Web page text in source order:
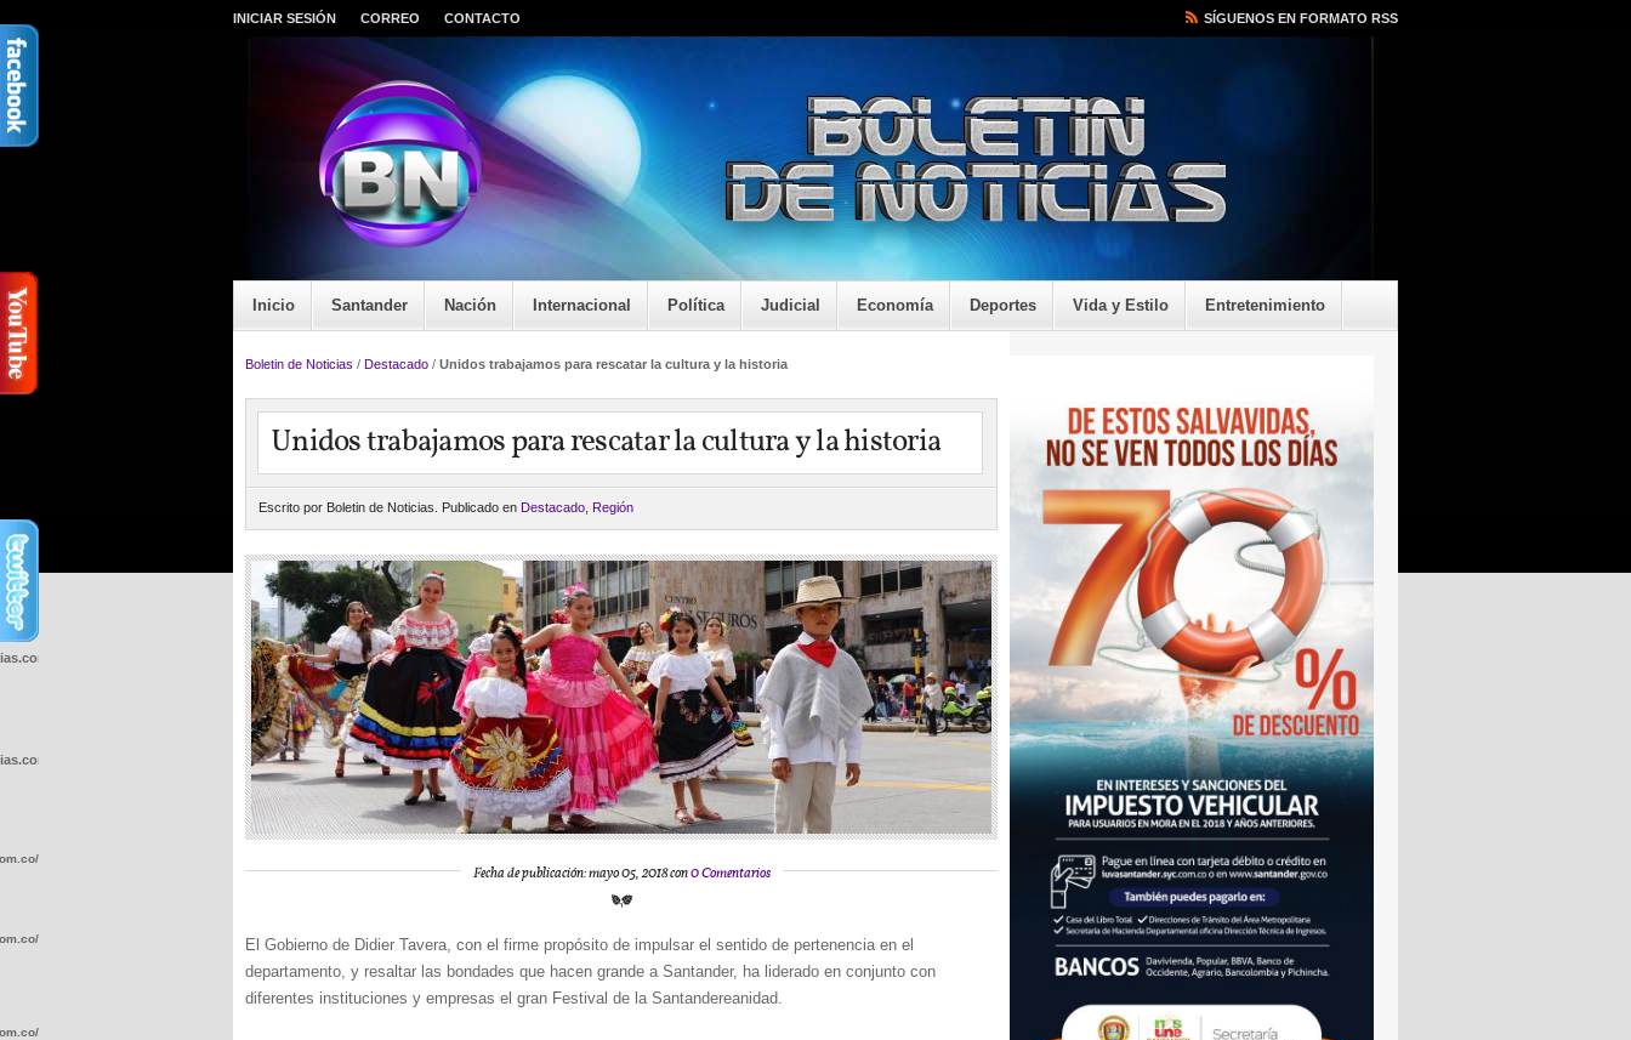
INICIAR SESIÓN CORREO CONTACTO SÍGUENOS EN FORMATO RSS
Inicio Santander Nación Internacional Política Judicial Economía Deportes Vida y Estilo Entretenimiento
Boletin de Noticias / Destacado / Unidos trabajamos para rescatar la cultura y la historia
Unidos trabajamos para rescatar la cultura y la historia
Escrito por Boletin de Noticias. Publicado en Destacado Región
Fecha de publicación: mayo 05, 2018 con0 Comentarios
El Gobierno de Didier Tavera, con el firme propósito de impulsar el sentido de pertenencia en el
departamento, y resaltar las bondades que hacen grande a Santander, ha liderado en conjunto con
diferentes instituciones y empresas el gran Festival de la Santandereanidad.
wp-
wp-
wp-
wp-
wp-